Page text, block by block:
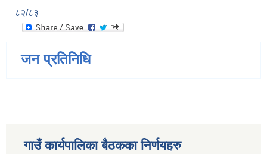
८२/८३
जन प्रतिनिधि
गाउँ कार्यपालिका बैठकका निर्णयहरु